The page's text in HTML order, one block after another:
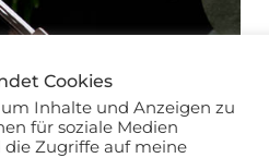
Cookies
Inhalte und Anzeigen zu
für soziale Medien
Zugriffe auf meine